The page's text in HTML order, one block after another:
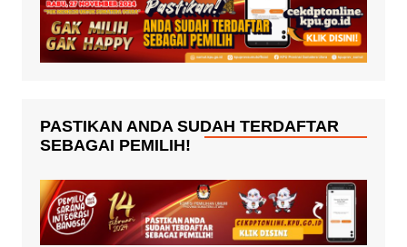
PASTIKAN ANDA SUDAH TERDAFTAR
SEBAGAI PEMILIH!